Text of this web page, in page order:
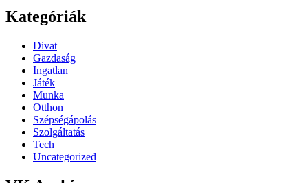
Kategóriák
Divat
Gazdaság
Ingatlan
Játék
Munka
Otthon
Szépségápolás
Szolgáltatás
Tech
Uncategorized